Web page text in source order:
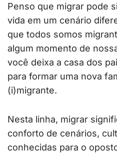
Penso que migrar pode
vida em um cenário
que todos somos
algum momento de
você deixa a casa dos
para formar uma nova
(i)migrante.
Nesta linha, migrar
conforto de cenários,
conhecidas para o